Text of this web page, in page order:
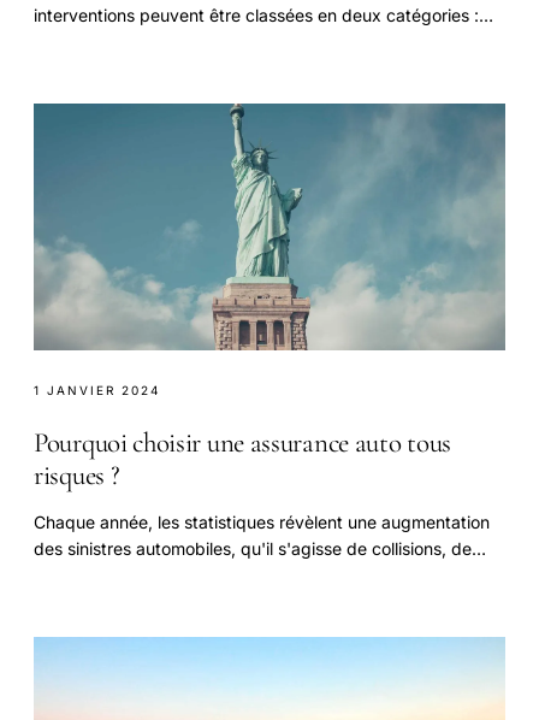
interventions peuvent être classées en deux catégories :
1 JANVIER 2024
Pourquoi choisir une assurance auto tous
risques ?
Chaque année, les statistiques révèlent une augmentation
des sinistres automobiles, qu'il s'agisse de collisions, de